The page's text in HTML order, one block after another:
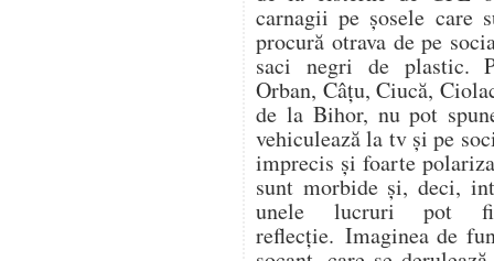
carnagii pe șosele care
procură otrava de pe
saci negri de plastic.
Orban, Câțu, Ciucă,
de la Bihor, nu pot
vehiculează la tv și pe
imprecis și foarte
sunt morbide și, deci,
unele lucruri pot
reflecție. Imaginea de